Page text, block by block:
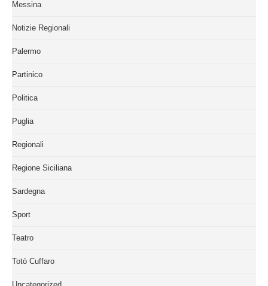
Messina
Notizie Regionali
Palermo
Partinico
Politica
Puglia
Regionali
Regione Siciliana
Sardegna
Sport
Teatro
Totò Cuffaro